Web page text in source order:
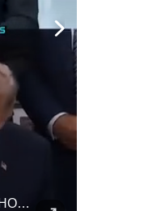
NOTICIAS DE ÚLTIMA HORA: EE.UU. Se Queda Sin Misiles En Medio Oriente